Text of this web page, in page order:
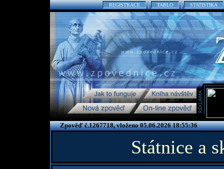
REGISTRACE TABLO STATISTIKA
Zpověď č.1267718, vloženo 05.06.2026 18:55:36
Státnice a